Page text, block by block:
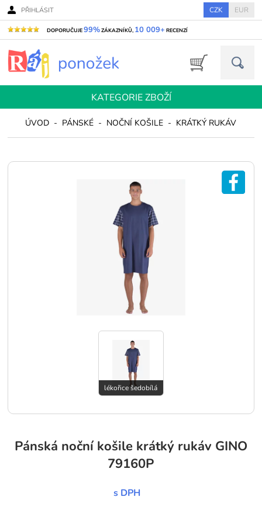
PŘIHLÁSIT CZK EUR
DOPORUČUJE99%ZÁKAZNÍKŮ, 10 009+ RECENZÍ
KATEGORIE ZBOŽÍ
ÚVOD - PÁNSKÉ - NOČNÍ KOŠILE - KRÁTKÝ RUKÁV
lékořice šedobílá
Pánská noční košile krátký rukáv GINO
79160P
s DPH